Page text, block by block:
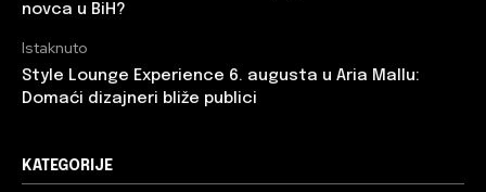
novca u BiH?
Istaknuto
Style Lounge Experience 6. augusta u Aria Mallu:
Domaći dizajneri bliže publici
KATEGORIJE